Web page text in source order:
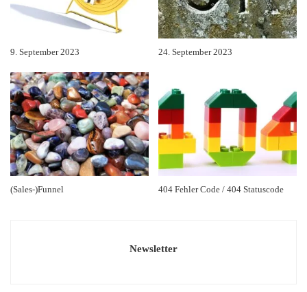
9. September 2023 24. September 2023
(Sales-)Funnel 404 Fehler Code / 404 Statuscode
Newsletter